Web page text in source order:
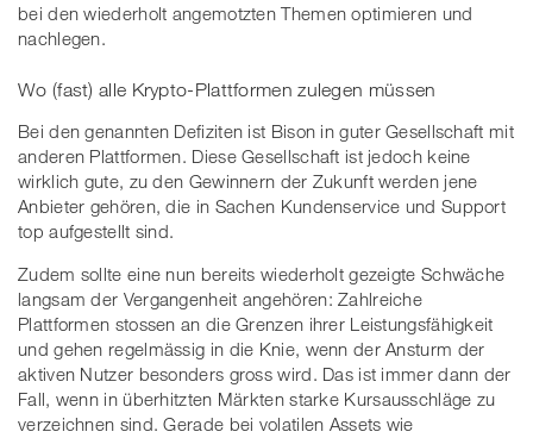
bei den wiederholt angemotzten Themen optimieren und
nachlegen.
Wo (fast) alle Krypto-Plattformen zulegen müssen
Bei den genannten Defiziten ist Bison in guter Gesellschaft mit
anderen Plattformen. Diese Gesellschaft ist jedoch keine
wirklich gute, zu den Gewinnern der Zukunft werden jene
Anbieter gehören, die in Sachen Kundenservice und Support
top aufgestellt sind.
Zudem sollte eine nun bereits wiederholt gezeigte Schwäche
langsam der Vergangenheit angehören: Zahlreiche
Plattformen stossen an die Grenzen ihrer Leistungsfähigkeit
und gehen regelmässig in die Knie, wenn der Ansturm der
aktiven Nutzer besonders gross wird. Das ist immer dann der
Fall, wenn in überhitzten Märkten starke Kursausschläge zu
verzeichnen sind. Gerade bei volatilen Assets wie